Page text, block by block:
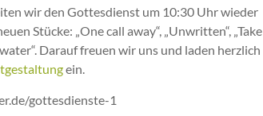
wir den Gottesdienst um 10:30 Uhr wieder
Stücke: „One call away“, „Unwritten“, „Take
Darauf freuen wir uns und laden herzlich
ein.
gottesdienste-1